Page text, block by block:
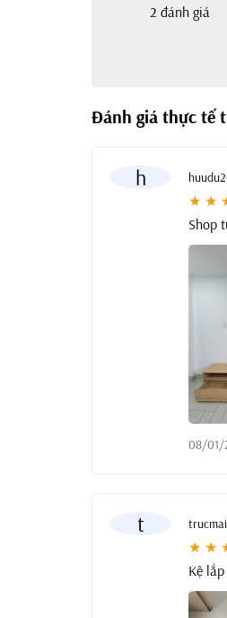
2 đánh giá
Đánh giá thực tế
h
★ ★
Shop
08/01/
t
★ ★
Kệ